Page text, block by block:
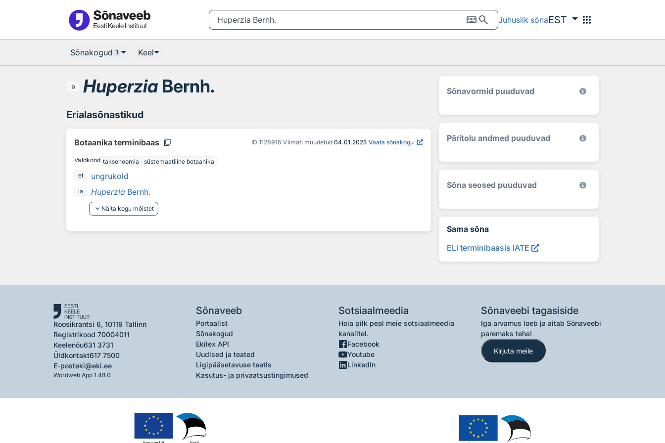
keyboardsearch Juhuslik sõnaEST apps
Sõnakogud 1 Keel
la Huperzia Bernh.
Erialasõnastikud
Botaanika terminibaas content_copy ID 1128916 Viimati muudetud 04.01.2025 Vaata sõnakogu
Valdkond taksonoomia
süstemaatiline botaanika
et
ungrukold
la Huperzia Bernh.
keyboard_arrow_down Näita kogu mõistet
Sõnavormid puuduvad
Päritolu andmed puuduvad
Sõna seosed puuduvad
Sama sõna
ELi terminibaasis IATE
Roosikrantsi 6, 10119 Tallinn
Registrikood 70004011
Keelenõu631 3731
Üldkontakt617 7500
E-posteki@eki.ee
Wordweb App 1.48.0
Sõnaveeb
Portaalist
Sõnakogud
Ekilex API
Uudised ja teated
Ligipääsetavuse teatis
Kasutus- ja privaatsustingimused
Sotsiaalmeedia
Hoia pilk peal meie sotsiaalmeedia
kanalitel.
Facebook
Youtube
LinkedIn
Sõnaveebi tagasiside
Iga arvamus loeb ja aitab Sõnaveebi
paremaks teha!
Kirjuta meile